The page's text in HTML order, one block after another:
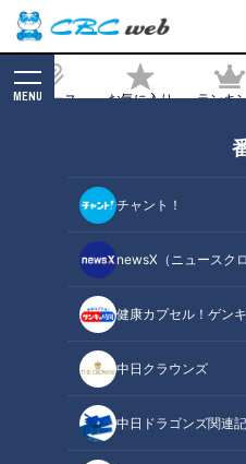
ニュース お気に入り ランキ
MENU
チャント！
newsX（ニュースクロ
健康カプセル！ゲン
中日クラウンズ
中日ドラゴンズ関連
記事